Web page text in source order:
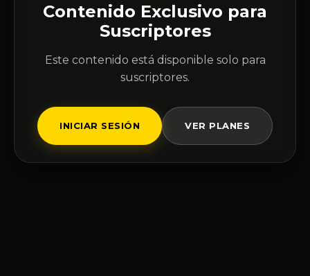
Contenido Exclusivo para
Suscriptores
Este contenido está disponible solo para
suscriptores.
INICIAR SESIÓN VER PLANES